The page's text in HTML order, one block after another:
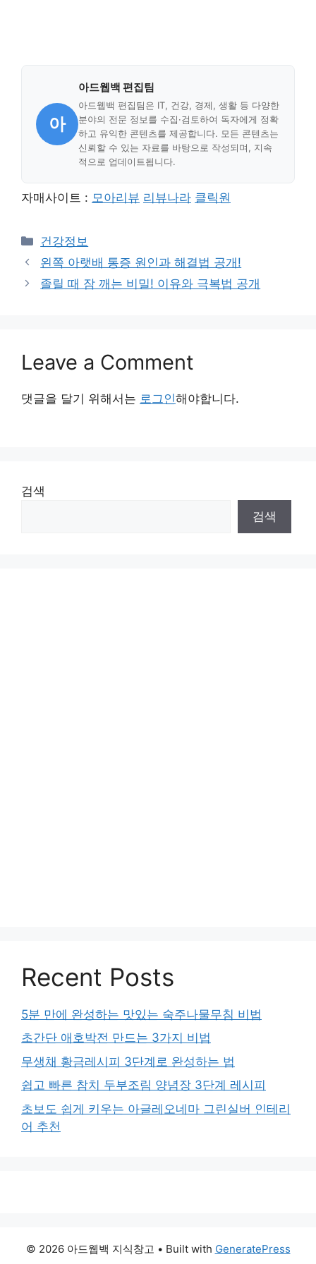
아
아드웹백 편집팀
아드웹백 편집팀은 IT, 건강, 경제, 생활 등 다양한
분야의 전문 정보를 수집·검토하여 독자에게 정확
하고 유익한 콘텐츠를 제공합니다. 모든 콘텐츠는
신뢰할 수 있는 자료를 바탕으로 작성되며, 지속
적으로 업데이트됩니다.
자매사이트 : 모아리뷰 리뷰나라 클릭원
Categories
건강정보
왼쪽 아랫배 통증 원인과 해결법 공개!
졸릴 때 잠 깨는 비밀! 이유와 극복법 공개
Leave a Comment
댓글을 달기 위해서는 로그인해야합니다.
검색
검색
Recent Posts
5분 만에 완성하는 맛있는 숙주나물무침 비법
초간단 애호박전 만드는 3가지 비법
무생채 황금레시피 3단계로 완성하는 법
쉽고 빠른 참치 두부조림 양념장 3단계 레시피
초보도 쉽게 키우는 아글레오네마 그린실버 인테리
어 추천
© 2026 아드웹백 지식창고 • Built with GeneratePress